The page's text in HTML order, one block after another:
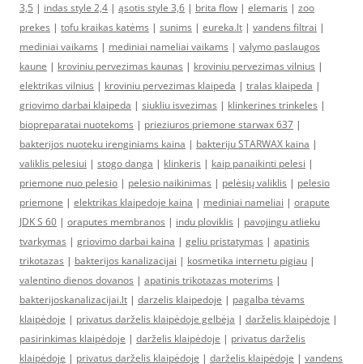
3,5 | indas style 2,4 | ąsotis style 3,6 | brita flow | elemaris | zoo
prekes | tofu kraikas katėms | sunims | eureka.lt | vandens filtrai |
mediniai vaikams | mediniai nameliai vaikams | valymo paslaugos
kaune | kroviniu pervezimas kaunas | kroviniu pervezimas vilnius |
elektrikas vilnius | kroviniu pervezimas klaipeda | tralas klaipeda |
griovimo darbai klaipeda | siukliu isvezimas | klinkerines trinkeles |
biopreparatai nuotekoms | prieziuros priemone starwax 637 |
bakterijos nuoteku irenginiams kaina | bakteriju STARWAX kaina |
valiklis pelesiui | stogo danga | klinkeris | kaip panaikinti pelesi |
priemone nuo pelesio | pelesio naikinimas | pelėsių valiklis | pelesio
priemone | elektrikas klaipedoje kaina | mediniai nameliai | orapute
JDK S 60 | oraputes membranos | indu ploviklis | pavojingu atlieku
tvarkymas | griovimo darbai kaina | geliu pristatymas | apatinis
trikotazas | bakterijos kanalizacijai | kosmetika internetu pigiau |
valentino dienos dovanos | apatinis trikotazas moterims |
bakterijoskanalizacijai.lt | darzelis klaipedoje | pagalba tėvams
klaipėdoje | privatus darželis klaipėdoje gelbėja | darželis klaipėdoje |
pasirinkimas klaipėdoje | darželis klaipėdoje | privatus darželis
klaipėdoje | privatus darželis klaipėdoje | darželis klaipėdoje | vandens